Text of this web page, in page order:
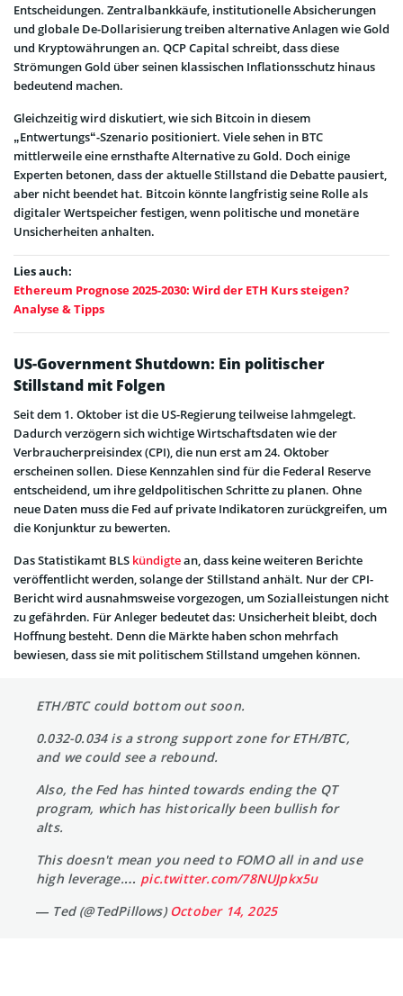
Entscheidungen. Zentralbankkäufe, institutionelle Absicherungen
und globale De-Dollarisierung treiben alternative Anlagen wie Gold
und Kryptowährungen an. QCP Capital schreibt, dass diese
Strömungen Gold über seinen klassischen Inflationsschutz hinaus
bedeutend machen.
Gleichzeitig wird diskutiert, wie sich Bitcoin in diesem
„Entwertungs“-Szenario positioniert. Viele sehen in BTC
mittlerweile eine ernsthafte Alternative zu Gold. Doch einige
Experten betonen, dass der aktuelle Stillstand die Debatte pausiert,
aber nicht beendet hat. Bitcoin könnte langfristig seine Rolle als
digitaler Wertspeicher festigen, wenn politische und monetäre
Unsicherheiten anhalten.
Lies auch:
Ethereum Prognose 2025-2030: Wird der ETH Kurs steigen?
Analyse & Tipps
US-Government Shutdown: Ein politischer
Stillstand mit Folgen
Seit dem 1. Oktober ist die US-Regierung teilweise lahmgelegt.
Dadurch verzögern sich wichtige Wirtschaftsdaten wie der
Verbraucherpreisindex (CPI), die nun erst am 24. Oktober
erscheinen sollen. Diese Kennzahlen sind für die Federal Reserve
entscheidend, um ihre geldpolitischen Schritte zu planen. Ohne
neue Daten muss die Fed auf private Indikatoren zurückgreifen, um
die Konjunktur zu bewerten.
Das Statistikamt BLS kündigtean, dass keine weiteren Berichte
veröffentlicht werden, solange der Stillstand anhält. Nur der CPI-
Bericht wird ausnahmsweise vorgezogen, um Sozialleistungen nicht
zu gefährden. Für Anleger bedeutet das: Unsicherheit bleibt, doch
Hoffnung besteht. Denn die Märkte haben schon mehrfach
bewiesen, dass sie mit politischem Stillstand umgehen können.
ETH/BTC could bottom out soon.
0.032-0.034 is a strong support zone for ETH/BTC,
and we could see a rebound.
Also, the Fed has hinted towards ending the QT
program, which has historically been bullish for
alts.
This doesn't mean you need to FOMO all in and use
high leverage.… pic.twitter.com/78NUJpkx5u
— Ted (@TedPillows)October 14, 2025